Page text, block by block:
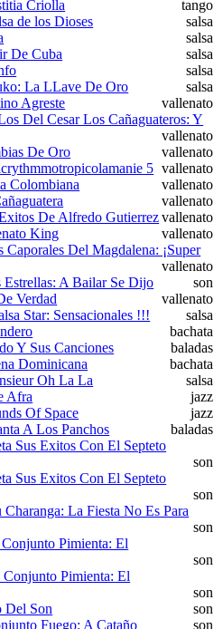
Criolla
tango
de los Dioses
salsa
salsa
De Cuba
salsa
salsa
La LLave De Oro
salsa
Agreste
vallenato
Del Cesar Los Cañaguateros: Y
vallenato
De Oro
vallenato
5 vallenato
Colombiana
vallenato
vallenato
De Alfredo Gutierrezvallenato
King
vallenato
Del Magdalena: ¡Super
vallenato
A Bailar Se Dijo
son
Verdad
vallenato
Star: Sensacionales !!!
salsa
bachata
Y Sus Canciones
baladas
Dominicana
bachata
Oh La La
salsa
Afra
jazz
Of Space
jazz
A Los Panchos
baladas
Sus Exitos Con El Septeto
son
Sus Exitos Con El Septeto
son
La Fiesta No Es Para
son
Pimienta: El
son
Pimienta: El
son
Del Son
son
Fuego: A Cataño
son